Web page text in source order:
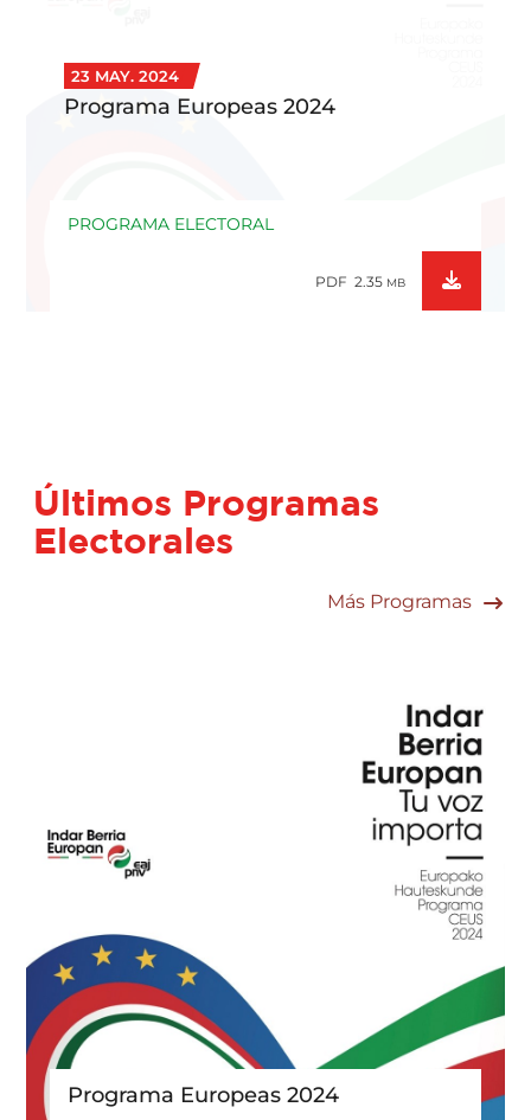
Europeo.
Web
23 MAY. 2024
Programa Europeas 2024
PROGRAMA ELECTORAL
PDF 2.35 MB
Últimos Programas
Electorales
Más Programas
Programa Europeas 2024